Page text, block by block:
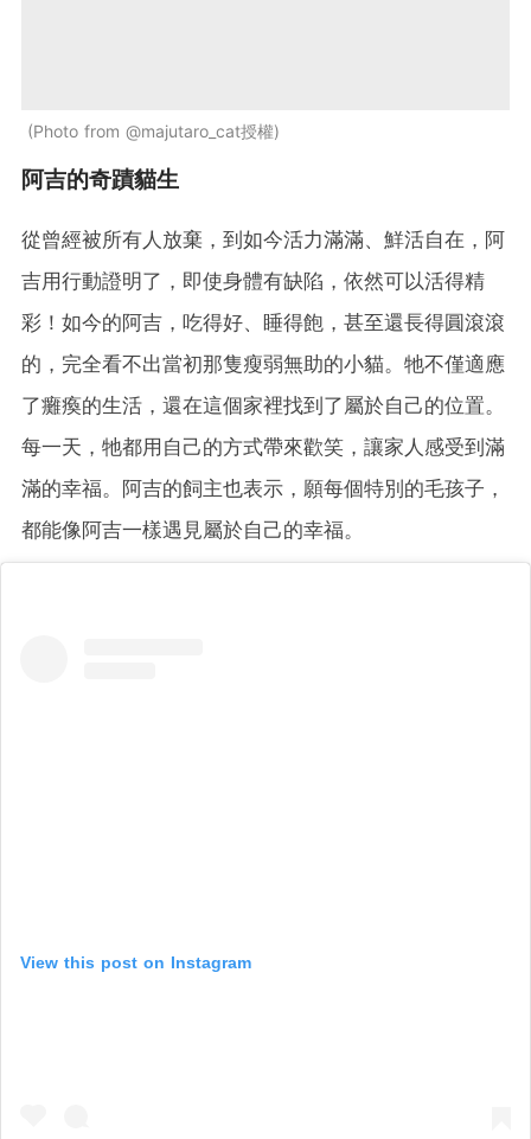
Photo from @majutaro_cat授權
阿吉的奇蹟貓生
從曾經被所有人放棄，到如今活力滿滿、鮮活自在，阿
吉用行動證明了，即使身體有缺陷，依然可以活得精
彩！如今的阿吉，吃得好、睡得飽，甚至還長得圓滾滾
的，完全看不出當初那隻瘦弱無助的小貓。牠不僅適應
了癱瘓的生活，還在這個家裡找到了屬於自己的位置。
每一天，牠都用自己的方式帶來歡笑，讓家人感受到滿
滿的幸福。阿吉的飼主也表示，願每個特別的毛孩子，
都能像阿吉一樣遇見屬於自己的幸福。
View this post on Instagram